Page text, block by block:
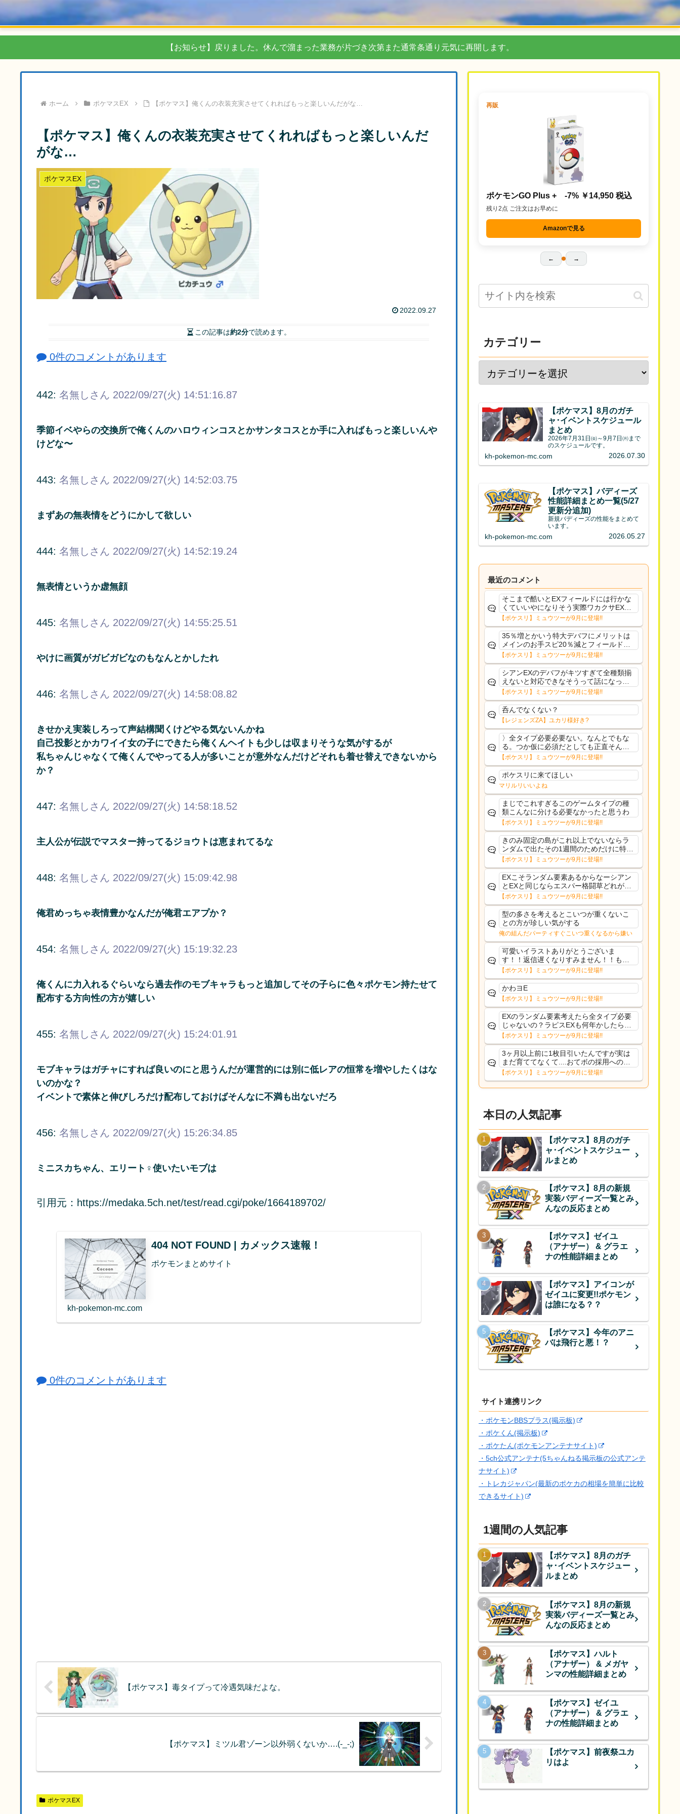
【お知らせ】戻りました。休んで溜まった業務が片づき次第また通常条通り元気に再開します。
ホーム ポケマスEX 【ポケマス】俺くんの衣装充実させてくれればもっと楽しいんだがな…
【ポケマス】俺くんの衣装充実させてくれればもっと楽しいんだ
がな…
ポケマスEX
2022.09.27
この記事は約2分で読めます。
0件のコメントがあります
442: 名無しさん 2022/09/27(火) 14:51:16.87
季節イベやらの交換所で俺くんのハロウィンコスとかサンタコスとか手に入ればもっと楽しいんや
けどな〜
443: 名無しさん 2022/09/27(火) 14:52:03.75
まずあの無表情をどうにかして欲しい
444: 名無しさん 2022/09/27(火) 14:52:19.24
無表情というか虚無顔
445: 名無しさん 2022/09/27(火) 14:55:25.51
やけに画質がガビガビなのもなんとかしたれ
446: 名無しさん 2022/09/27(火) 14:58:08.82
きせかえ実装しろって声結構聞くけどやる気ないんかね
自己投影とかカワイイ女の子にできたら俺くんヘイトも少しは収まりそうな気がするが
私ちゃんじゃなくて俺くんでやってる人が多いことが意外なんだけどそれも着せ替えできないから
か？
447: 名無しさん 2022/09/27(火) 14:58:18.52
主人公が伝説でマスター持ってるジョウトは恵まれてるな
448: 名無しさん 2022/09/27(火) 15:09:42.98
俺君めっちゃ表情豊かなんだが俺君エアプか？
454: 名無しさん 2022/09/27(火) 15:19:32.23
俺くんに力入れるぐらいなら過去作のモブキャラもっと追加してその子らに色々ポケモン持たせて
配布する方向性の方が嬉しい
455: 名無しさん 2022/09/27(火) 15:24:01.91
モブキャラはガチャにすれば良いのにと思うんだが運営的には別に低レアの恒常を増やしたくはな
いのかな？
イベントで素体と伸びしろだけ配布しておけばそんなに不満も出ないだろ
456: 名無しさん 2022/09/27(火) 15:26:34.85
ミニスカちゃん、エリート♀使いたいモブは
引用元：https://medaka.5ch.net/test/read.cgi/poke/1664189702/
404 NOT FOUND | カメックス速報！
ポケモンまとめサイト
kh-pokemon-mc.com
0件のコメントがあります
【ポケマス】毒タイプって冷遇気味だよな。
【ポケマス】ミツル君ゾーン以外弱くないか….(-_-;)
ポケマスEX
再販
ポケモンGO Plus + -7% ￥14,950 税込
残り2点 ご注文はお早めに
Amazonで見る
← →
カテゴリー
【ポケマス】8月のガチ
ャ･イベントスケジュール
まとめ
2026年7月31日㈮～9月7日㈪まで
のスケジュールです。
kh-pokemon-mc.com 2026.07.30
【ポケマス】バディーズ
性能詳細まとめ一覧(5/27
更新分追加)
新規バディーズの性能をまとめて
います。
kh-pokemon-mc.com 2026.05.27
最近のコメント
そこまで酷いとEXフィールドには行かな
くていいやになりそう実際ワカクサEXで
さえあんまり行ってないや
【ポケスリ】ミュウツーが9月に登場!!
35％増とかいう特大デバフにメリットは
メインのお手スピ20％減とフィールド効
果のみフェアリーノーマルとか引いたら
まともに料理も作れないし終わり控えめ
に言ってカス
【ポケスリ】ミュウツーが9月に登場!!
シアンEXのデバフがキツすぎて全種類揃
えないと対応できなそうって話になって
るわ
【ポケスリ】ミュウツーが9月に登場!!
呑んでなくない？
【レジェンズZA】ユカリ様好き?
〉全タイプ必要必要ない。なんとでもな
る。つか仮に必須だとしても正直そんな
もんに付き合う気は無い。運営は時間の
リソースを甘く見すぎなのよ。ポケスリ
やったことないやろうなと思ってる。〉
ラピスEX最短二年後...
【ポケスリ】ミュウツーが9月に登場!!
ポケスリに来てほしい
マリルリいいよね
まじでこれすぎるこのゲームタイプの種
類こんなに分ける必要なかったと思うわ
【ポケスリ】ミュウツーが9月に登場!!
きのみ固定の島がこれ以上でないならラ
ンダムで出たその1週間のためだけに特定
のタイプにリソース割くのなんだかむな
しい気がするわ出番がないってわけじゃ
ないから無駄ではないんだけど
【ポケスリ】ミュウツーが9月に登場!!
EXこそランダム要素あるからなーシアン
とEXと同じならエスパー格闘草どれが事
前に来るか分からんから、積む必要があ
るミュウツーは使いにくくね？って思っ
た
【ポケスリ】ミュウツーが9月に登場!!
型の多さを考えるとこいつが重くないこ
との方が珍しい気がする
俺の組んだパーティすぐこいつ重くなるから嫌い
可愛いイラストありがとうございま
す！！返信遅くなりすみません！！もう
少ししたら通常再開できます！
【ポケスリ】ミュウツーが9月に登場!!
かわヨE
【ポケスリ】ミュウツーが9月に登場!!
EXのランダム要素考えたら全タイプ必要
じゃないの？ラピスEXも何年かしたら来
るだろうし後から厳選したい育てたいっ
て思ってもどうにもならないのがこのゲ
ームだしな
【ポケスリ】ミュウツーが9月に登場!!
3ヶ月以上前に1枚目引いたんですが実は
まだ育ててなくて....おてボの採用への影
響は勉強になります。ありがとうござい
ますオイルはだいぶ強めのABBレントラ
ーいて芋の方が不安なんで1枚目にしよう
【ポケスリ】ミュウツーが9月に登場!!
本日の人気記事
【ポケマス】8月のガチ
ャ･イベントスケジュー
ルまとめ
【ポケマス】8月の新規
実装バディーズ一覧とみ
んなの反応まとめ
【ポケマス】ゼイユ
（アナザー） & グラエ
ナの性能詳細まとめ
【ポケマス】アイコンが
ゼイユに変更!!ポケモン
は誰になる？？
【ポケマス】今年のアニ
バは飛行と悪！？
サイト連携リンク
・ポケモンBBSプラス(掲示板)
・ポケくん(掲示板)
・ポケたん(ポケモンアンテナサイト)
・5ch公式アンテナ(5ちゃんねる掲示板の公式アンテ
ナサイト)
・トレカジャパン(最新のポケカの相場を簡単に比較
できるサイト)
1週間の人気記事
【ポケマス】8月のガチ
ャ･イベントスケジュー
ルまとめ
【ポケマス】8月の新規
実装バディーズ一覧とみ
んなの反応まとめ
【ポケマス】ハルト
（アナザー） & メガヤ
ンマの性能詳細まとめ
【ポケマス】ゼイユ
（アナザー） & グラエ
ナの性能詳細まとめ
【ポケマス】前夜祭ユカ
リはよ